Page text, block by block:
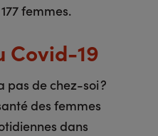
femmes.
Covid-19
pas de chez-soi ?
des femmes
dans